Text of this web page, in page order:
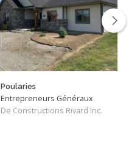
Poularies
Entrepreneurs Généraux
De Constructions Rivard Inc.